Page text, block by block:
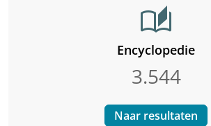
auto_stories
Encyclopedie
3.544
Naar resultaten